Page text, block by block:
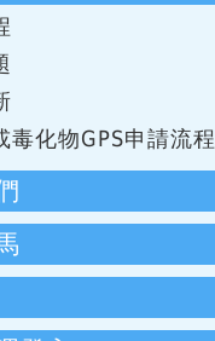
毒化物GPS申請流程